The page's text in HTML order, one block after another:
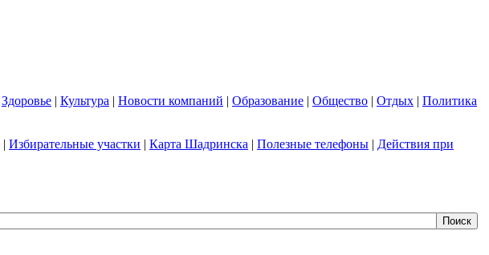
Здоровье | Культура | Новости компаний | Образование | Общество | Отдых | Политика
| Избирательные участки | Карта Шадринска | Полезные телефоны | Действия при